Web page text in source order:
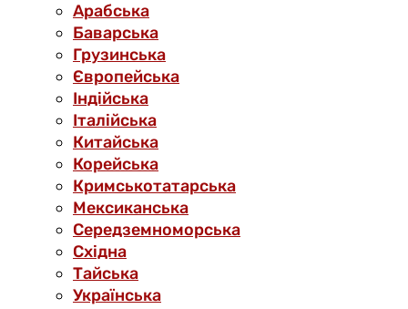
Арабська
Баварська
Грузинська
Європейська
Індійська
Італійська
Китайська
Корейська
Кримськотатарська
Мексиканська
Середземноморська
Східна
Тайська
Українська